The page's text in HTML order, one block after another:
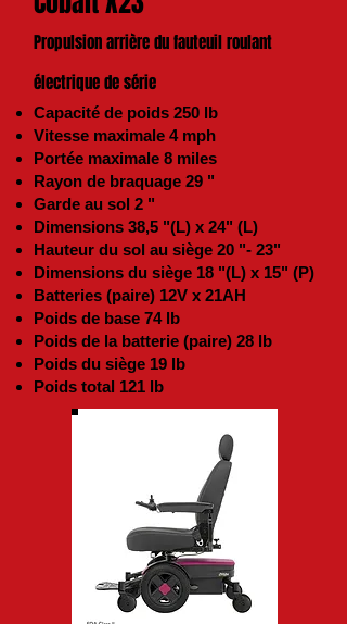
Propulsion arrière du fauteuil roulant
électrique de série
Capacité de poids 250 lb
Vitesse maximale 4 mph
Portée maximale 8 miles
Rayon de braquage 29 "
Garde au sol 2 "
Dimensions 38,5 "(L) x 24" (L)
Hauteur du sol au siège 20 "- 23"
Dimensions du siège 18 "(L) x 15" (P)
Batteries (paire) 12V x 21AH
Poids de base 74 lb
Poids de la batterie (paire) 28 lb
Poids du siège 19 lb
Poids total 121 lb